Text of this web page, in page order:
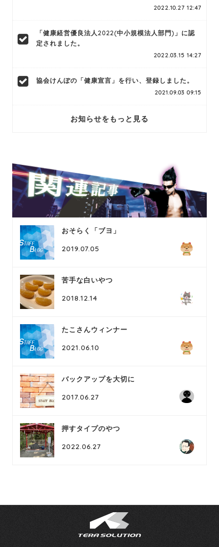
2022.10.27 12:47
「健康経営優良法人2022(中小規模法人部門)」に認
定されました。
2022.03.15 14:27
協会けんぽの「健康宣言」を行い、登録しました。
2021.09.03 09:15
お知らせをもっと見る
おそらく「ブヨ」
2019.07.05
苦手な白いやつ
2018.12.14
たこさんウィンナー
2021.06.10
バックアップを大切に
2017.06.27
押すタイプのやつ
2022.06.27